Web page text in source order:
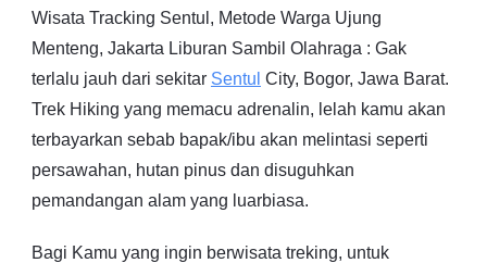
Wisata Tracking Sentul, Metode Warga Ujung
Menteng, Jakarta Liburan Sambil Olahraga : Gak
terlalu jauh dari sekitar Sentul City, Bogor, Jawa Barat.
Trek Hiking yang memacu adrenalin, lelah kamu akan
terbayarkan sebab bapak/ibu akan melintasi seperti
persawahan, hutan pinus dan disuguhkan
pemandangan alam yang luarbiasa.
Bagi Kamu yang ingin berwisata treking, untuk